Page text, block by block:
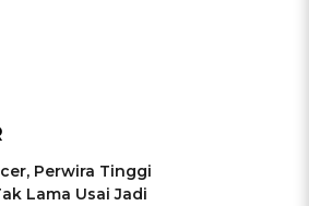
Perwira Tinggi
Lama Usai Jadi